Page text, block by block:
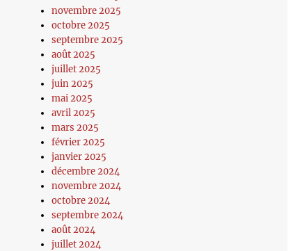
novembre 2025
octobre 2025
septembre 2025
août 2025
juillet 2025
juin 2025
mai 2025
avril 2025
mars 2025
février 2025
janvier 2025
décembre 2024
novembre 2024
octobre 2024
septembre 2024
août 2024
juillet 2024